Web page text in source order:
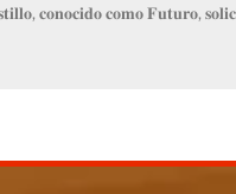
𝐜𝐨𝐧𝐨𝐜𝐢𝐝𝐨 𝐜𝐨𝐦𝐨 𝐅𝐮𝐭𝐮𝐫𝐨,